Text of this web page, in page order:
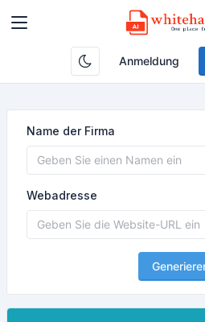
Anmeldung
Name der Firma
Webadresse